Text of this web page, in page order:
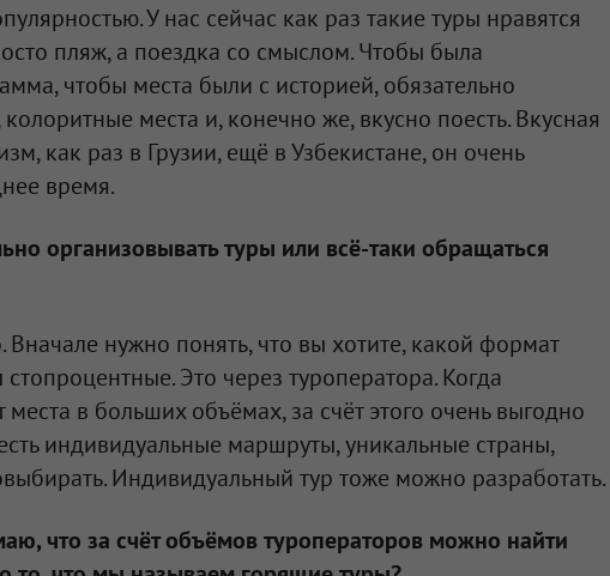
У нас сейчас как раз такие туры нравятся
пляж, а поездка со смыслом. Чтобы была
чтобы места были с историей, обязательно
места и, конечно же, вкусно поесть. Вкусная
как раз в Грузии, ещё в Узбекистане, он очень
время.
организовывать туры или всё-таки обращаться
нужно понять, что вы хотите, какой формат
Это через туроператора. Когда
в больших объёмах, за счёт этого очень выгодно
есть индивидуальные маршруты, уникальные страны,
Индивидуальный тур тоже можно разработать.
что за счёт объёмов туроператоров можно найти